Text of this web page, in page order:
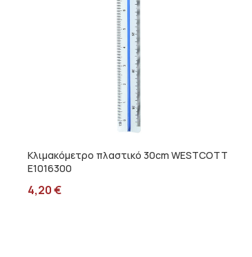
Κλιμακόμετρο πλαστικό 30cm WESTCOTT
Ε1016300
4,20€